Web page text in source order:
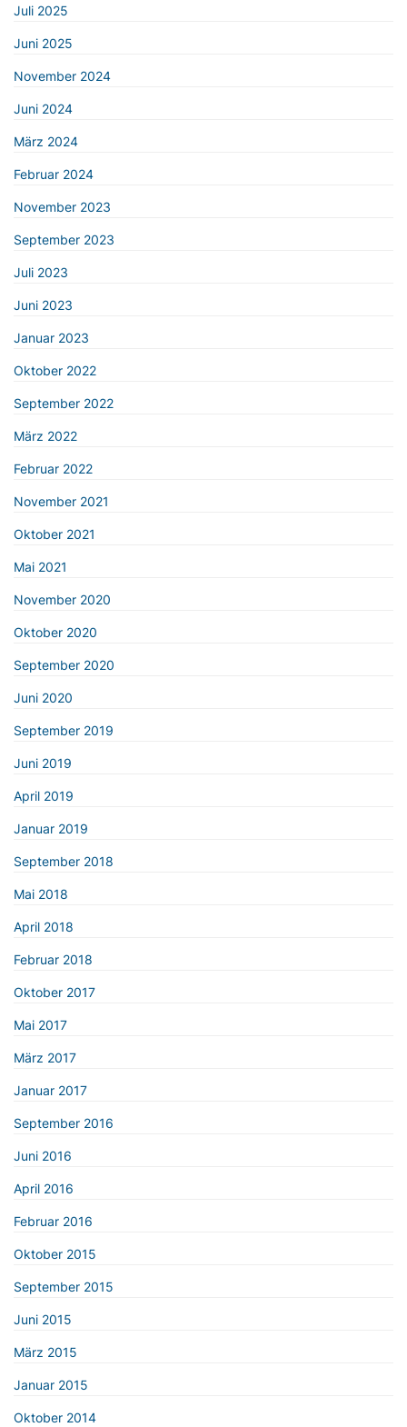
Juli 2025
Juni 2025
November 2024
Juni 2024
März 2024
Februar 2024
November 2023
September 2023
Juli 2023
Juni 2023
Januar 2023
Oktober 2022
September 2022
März 2022
Februar 2022
November 2021
Oktober 2021
Mai 2021
November 2020
Oktober 2020
September 2020
Juni 2020
September 2019
Juni 2019
April 2019
Januar 2019
September 2018
Mai 2018
April 2018
Februar 2018
Oktober 2017
Mai 2017
März 2017
Januar 2017
September 2016
Juni 2016
April 2016
Februar 2016
Oktober 2015
September 2015
Juni 2015
März 2015
Januar 2015
Oktober 2014